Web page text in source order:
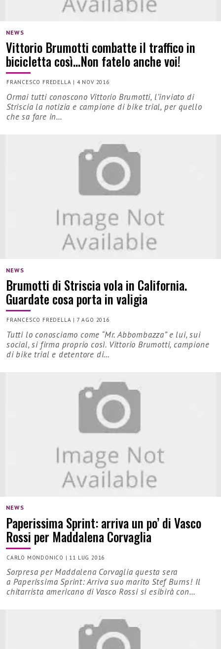
NEWS
Vittorio Brumotti combatte il traffico in
bicicletta così…Non fatelo anche voi!
FRANCESCO FREDELLA | 4 NOV 2016
Ormai tutti conoscono Vittorio Brumotti, l’inviato di
Striscia la notizia e campione di bike trial, per quello
che sa fare in…
NEWS
Brumotti di Striscia vola in California.
Guardate cosa porta in valigia
FRANCESCO FREDELLA | 7 AGO 2016
Tutti lo conosciamo come “Mr. Abbombazza” e lui, sui
social, si firma proprio così. Vittorio Brumotti, campione
di bike trial e detentore di…
NEWS
Paperissima Sprint: arriva un po’ di Vasco
Rossi per Maddalena Corvaglia
CARLO MONDONICO | 11 LUG 2016
Sorpresa per Maddalena Corvaglia questa sera
a Paperissima Sprint: Arriva suo marito Stef Burns! Il
chitarrista americano di Vasco Rossi si esibirà con…